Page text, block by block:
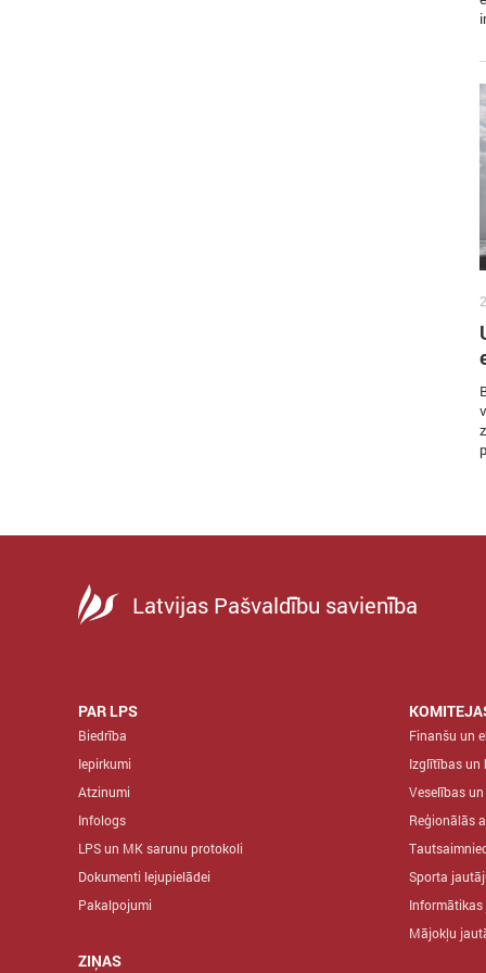
Latvijas Pašvaldību savienība
PAR LPS
Biedrība
Iepirkumi
Atzinumi
Infologs
LPS un MK sarunu protokoli
Dokumenti lejupielādei
Pakalpojumi
ZIŅAS
Finanšu un
Izglītības un
Veselības
Reģionālās
Sporta
Mājokļu